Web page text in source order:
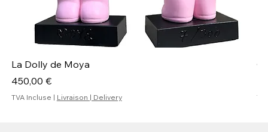
La Dolly de Moya
Prix
450,00 €
TVA Incluse | Livraison | Delivery